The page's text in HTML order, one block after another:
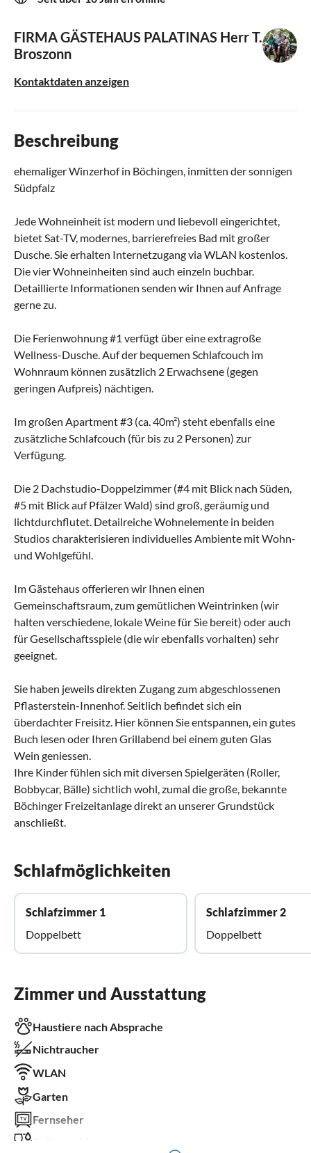
FIRMA GÄSTEHAUS PALATINAS Herr T.
Broszonn
Kontaktdaten anzeigen
Beschreibung
ehemaliger Winzerhof in Böchingen, inmitten der sonnigen
Südpfalz
Jede Wohneinheit ist modern und liebevoll eingerichtet,
bietet Sat-TV, modernes, barrierefreies Bad mit großer
Dusche. Sie erhalten Internetzugang via WLAN kostenlos.
Die vier Wohneinheiten sind auch einzeln buchbar.
Detaillierte Informationen senden wir Ihnen auf Anfrage
gerne zu.
Die Ferienwohnung #1 verfügt über eine extragroße
Wellness-Dusche. Auf der bequemen Schlafcouch im
Wohnraum können zusätzlich 2 Erwachsene (gegen
geringen Aufpreis) nächtigen.
Im großen Apartment #3 (ca. 40m²) steht ebenfalls eine
zusätzliche Schlafcouch (für bis zu 2 Personen) zur
Verfügung.
Die 2 Dachstudio-Doppelzimmer (#4 mit Blick nach Süden,
#5 mit Blick auf Pfälzer Wald) sind groß, geräumig und
lichtdurchflutet. Detailreiche Wohnelemente in beiden
Studios charakterisieren individuelles Ambiente mit Wohn-
und Wohlgefühl.
Im Gästehaus offerieren wir Ihnen einen
Gemeinschaftsraum, zum gemütlichen Weintrinken (wir
halten verschiedene, lokale Weine für Sie bereit) oder auch
für Gesellschaftsspiele (die wir ebenfalls vorhalten) sehr
geeignet.
Sie haben jeweils direkten Zugang zum abgeschlossenen
Pflasterstein-Innenhof. Seitlich befindet sich ein
überdachter Freisitz. Hier können Sie entspannen, ein gutes
Buch lesen oder Ihren Grillabend bei einem guten Glas
Wein geniessen.
Ihre Kinder fühlen sich mit diversen Spielgeräten (Roller,
Bobbycar, Bälle) sichtlich wohl, zumal die große, bekannte
Böchinger Freizeitanlage direkt an unserer Grundstück
anschließt.
Schlafmöglichkeiten
Schlafzimmer 1
Doppelbett
Schlafzimmer 2
Doppelbett
Zimmer und Ausstattung
Haustiere nach Absprache
Nichtraucher
WLAN
Garten
Fernseher